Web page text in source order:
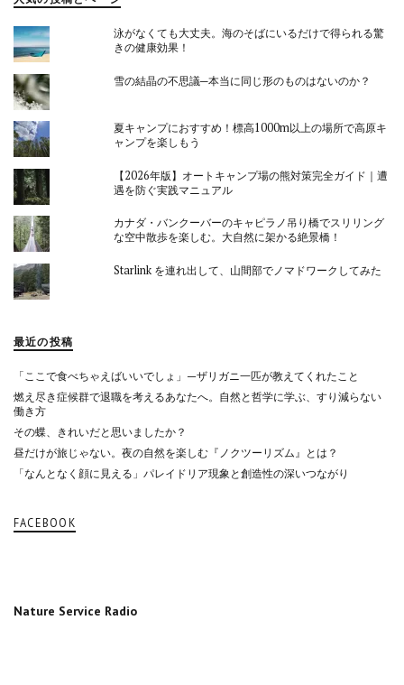
泳がなくても大丈夫。海のそばにいるだけで得られる驚
きの健康効果！
雪の結晶の不思議─本当に同じ形のものはないのか？
夏キャンプにおすすめ！標高1000m以上の場所で高原キ
ャンプを楽しもう
【2026年版】オートキャンプ場の熊対策完全ガイド｜遭
遇を防ぐ実践マニュアル
カナダ・バンクーバーのキャピラノ吊り橋でスリリング
な空中散歩を楽しむ。大自然に架かる絶景橋！
Starlink を連れ出して、山間部でノマドワークしてみた
最近の投稿
「ここで食べちゃえばいいでしょ」—ザリガニ一匹が教えてくれたこと
燃え尽き症候群で退職を考えるあなたへ。自然と哲学に学ぶ、すり減らない
働き方
その蝶、きれいだと思いましたか？
昼だけが旅じゃない。夜の自然を楽しむ『ノクツーリズム』とは？
「なんとなく顔に見える」パレイドリア現象と創造性の深いつながり
FACEBOOK
Nature Service Radio